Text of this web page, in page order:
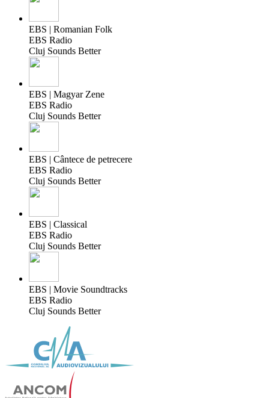
EBS | Romanian Folk
EBS Radio
Cluj Sounds Better
EBS | Magyar Zene
EBS Radio
Cluj Sounds Better
EBS | Cântece de petrecere
EBS Radio
Cluj Sounds Better
EBS | Classical
EBS Radio
Cluj Sounds Better
EBS | Movie Soundtracks
EBS Radio
Cluj Sounds Better